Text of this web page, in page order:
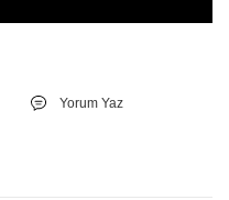
Yorum Yaz